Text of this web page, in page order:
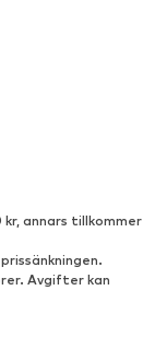
annars tillkommer
Avgifter kan